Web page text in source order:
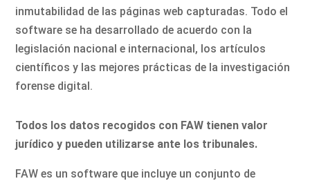
inmutabilidad de las páginas web capturadas. Todo el
software se ha desarrollado de acuerdo con la
legislación nacional e internacional, los artículos
científicos y las mejores prácticas de la investigación
forense digital.
Todos los datos recogidos con FAW tienen valor
jurídico y pueden utilizarse ante los tribunales.
FAW es un software que incluye un conjunto de